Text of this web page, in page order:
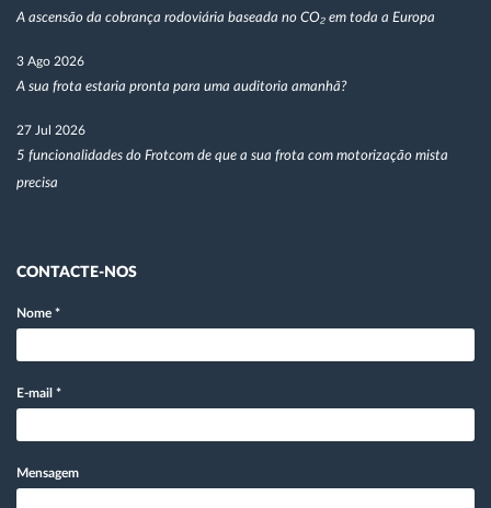
A ascensão da cobrança rodoviária baseada no CO₂ em toda a Europa
3 Ago 2026
A sua frota estaria pronta para uma auditoria amanhã?
27 Jul 2026
5 funcionalidades do Frotcom de que a sua frota com motorização mista
precisa
CONTACTE-NOS
Nome *
E-mail *
Mensagem